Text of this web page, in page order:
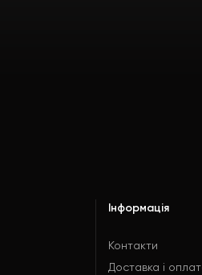
Інформація
Контакти
Доставка і